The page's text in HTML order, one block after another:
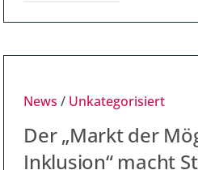
News / Unkategorisiert
Der „Markt der
Inklusion“ macht